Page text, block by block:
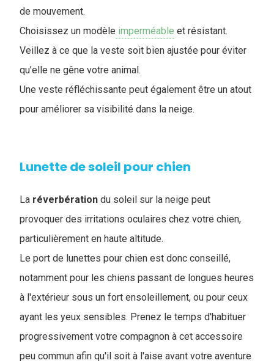
de mouvement.
Choisissez un modèle imperméable et résistant.
Veillez à ce que la veste soit bien ajustée pour éviter
qu’elle ne gêne votre animal.
Une veste réfléchissante peut également être un atout
pour améliorer sa visibilité dans la neige.
Lunette de soleil pour chien
La réverbération du soleil sur la neige peut
provoquer des irritations oculaires chez votre chien,
particulièrement en haute altitude.
Le port de lunettes pour chien est donc conseillé,
notamment pour les chiens passant de longues heures
à l'extérieur sous un fort ensoleillement, ou pour ceux
ayant les yeux sensibles. Prenez le temps d'habituer
progressivement votre compagnon à cet accessoire
peu commun afin qu'il soit à l'aise avant votre aventure